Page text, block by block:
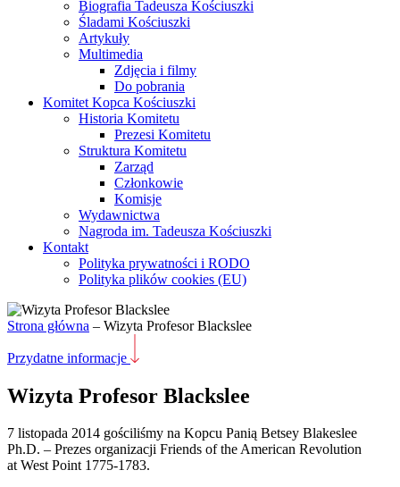
Biografia Tadeusza Kościuszki
Śladami Kościuszki
Artykuły
Multimedia
Zdjęcia i filmy
Do pobrania
Komitet Kopca Kościuszki
Historia Komitetu
Prezesi Komitetu
Struktura Komitetu
Zarząd
Członkowie
Komisje
Wydawnictwa
Nagroda im. Tadeusza Kościuszki
Kontakt
Polityka prywatności i RODO
Polityka plików cookies (EU)
Strona główna – Wizyta Profesor Blackslee
Przydatne informacje
Wizyta Profesor Blackslee
7 listopada 2014 gościliśmy na Kopcu Panią Betsey Blakeslee
Ph.D. – Prezes organizacji Friends of the American Revolution
at West Point 1775-1783.